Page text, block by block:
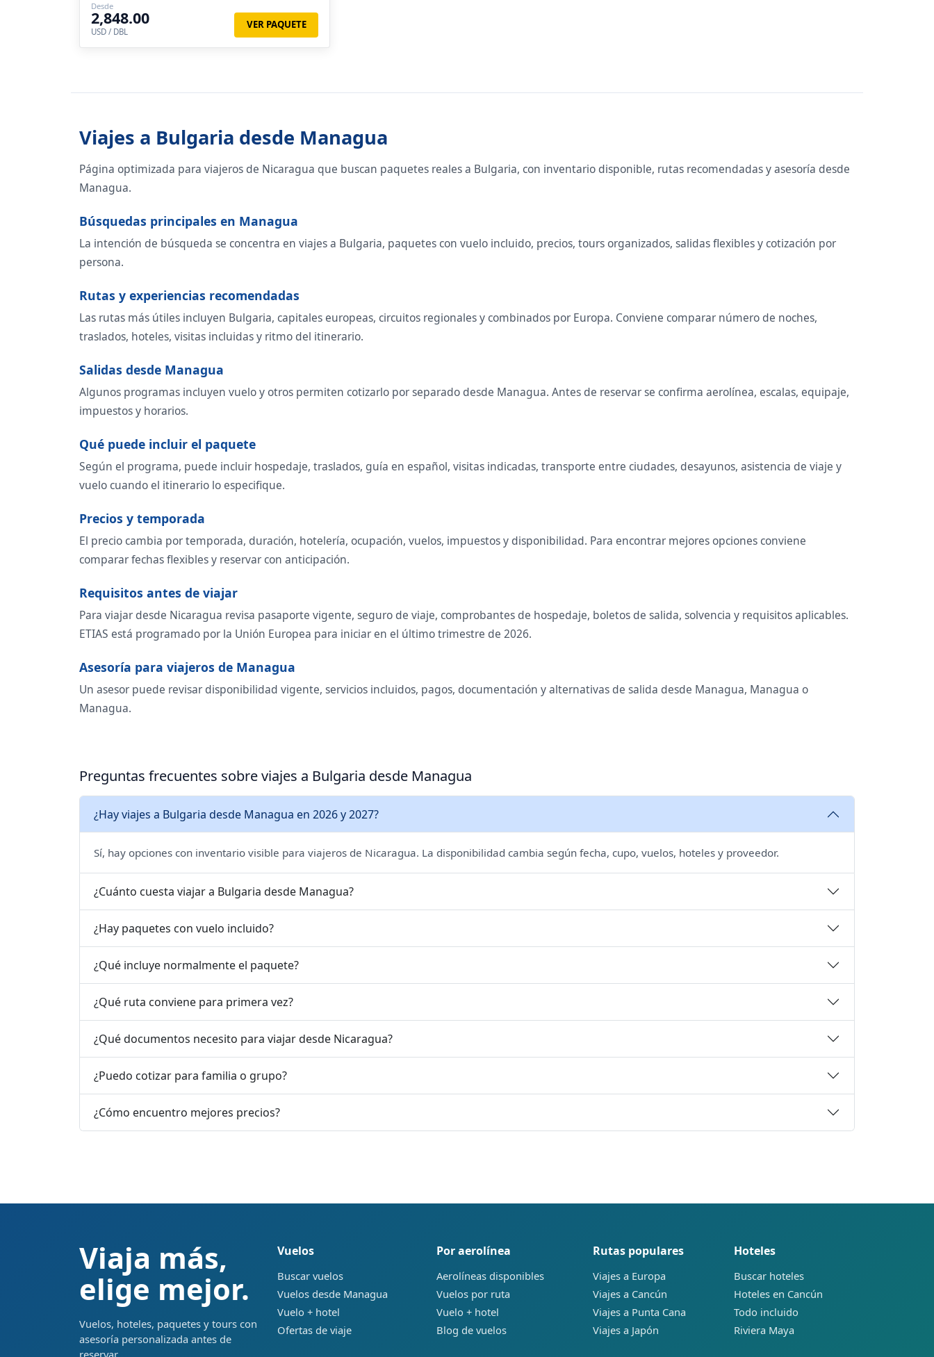
Desde
2,848.00
USD / DBL
VER PAQUETE
Viajes a Bulgaria desde Managua
Página optimizada para viajeros de Nicaragua que buscan paquetes reales a Bulgaria, con inventario disponible, rutas recomendadas y asesoría desde
Managua.
Búsquedas principales en Managua
La intención de búsqueda se concentra en viajes a Bulgaria, paquetes con vuelo incluido, precios, tours organizados, salidas flexibles y cotización por
persona.
Rutas y experiencias recomendadas
Las rutas más útiles incluyen Bulgaria, capitales europeas, circuitos regionales y combinados por Europa. Conviene comparar número de noches,
traslados, hoteles, visitas incluidas y ritmo del itinerario.
Salidas desde Managua
Algunos programas incluyen vuelo y otros permiten cotizarlo por separado desde Managua. Antes de reservar se confirma aerolínea, escalas, equipaje,
impuestos y horarios.
Qué puede incluir el paquete
Según el programa, puede incluir hospedaje, traslados, guía en español, visitas indicadas, transporte entre ciudades, desayunos, asistencia de viaje y
vuelo cuando el itinerario lo especifique.
Precios y temporada
El precio cambia por temporada, duración, hotelería, ocupación, vuelos, impuestos y disponibilidad. Para encontrar mejores opciones conviene
comparar fechas flexibles y reservar con anticipación.
Requisitos antes de viajar
Para viajar desde Nicaragua revisa pasaporte vigente, seguro de viaje, comprobantes de hospedaje, boletos de salida, solvencia y requisitos aplicables.
ETIAS está programado por la Unión Europea para iniciar en el último trimestre de 2026.
Asesoría para viajeros de Managua
Un asesor puede revisar disponibilidad vigente, servicios incluidos, pagos, documentación y alternativas de salida desde Managua, Managua o
Managua.
Preguntas frecuentes sobre viajes a Bulgaria desde Managua
¿Hay viajes a Bulgaria desde Managua en 2026 y 2027?
Sí, hay opciones con inventario visible para viajeros de Nicaragua. La disponibilidad cambia según fecha, cupo, vuelos, hoteles y proveedor.
¿Cuánto cuesta viajar a Bulgaria desde Managua?
¿Hay paquetes con vuelo incluido?
¿Qué incluye normalmente el paquete?
¿Qué ruta conviene para primera vez?
¿Qué documentos necesito para viajar desde Nicaragua?
¿Puedo cotizar para familia o grupo?
¿Cómo encuentro mejores precios?
Viaja más,
elige mejor.
Vuelos, hoteles, paquetes y tours con
asesoría personalizada antes de
Vuelos
Buscar vuelos
Vuelos desde Managua
Vuelo + hotel
Ofertas de viaje
Por aerolínea
Aerolíneas disponibles
Vuelos por ruta
Vuelo + hotel
Blog de vuelos
Rutas populares
Viajes a Europa
Viajes a Cancún
Viajes a Punta Cana
Viajes a Japón
Hoteles
Buscar hoteles
Hoteles en Cancún
Todo incluido
Riviera Maya